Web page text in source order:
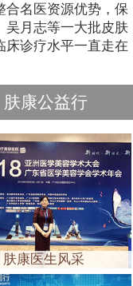
合名医资源优势，保
吴月志等一大批皮肤
床诊疗水平一直走在
肤康公益行
肤康医生风采